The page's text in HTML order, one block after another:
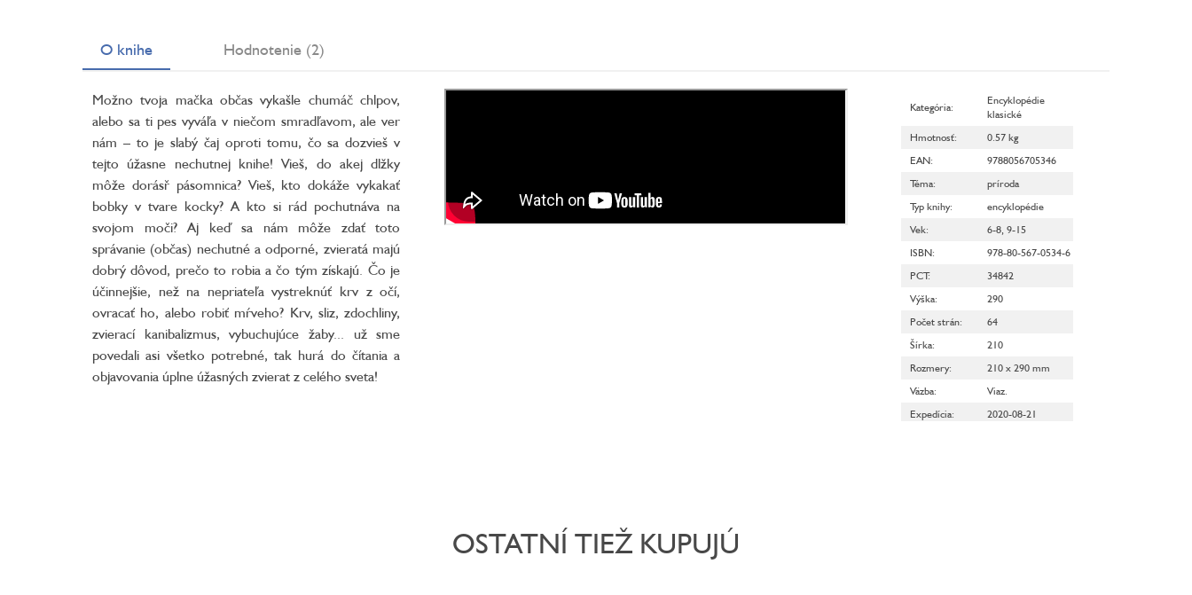
O knihe Hodnotenie (2)
Možno tvoja mačka občas vykašle chumáč chlpov,
alebo sa ti pes vyváľa v niečom smradľavom, ale ver
nám – to je slabý čaj oproti tomu, čo sa dozvieš v
tejto úžasne nechutnej knihe! Vieš, do akej dlžky
môže dorásř pásomnica? Vieš, kto dokáže vykakať
bobky v tvare kocky? A kto si rád pochutnáva na
svojom moči? Aj keď sa nám môže zdať toto
správanie (občas) nechutné a odporné, zvieratá majú
dobrý dôvod, prečo to robia a čo tým získajú. Čo je
účinnejšie, než na nepriateľa vystreknúť krv z očí,
ovracať ho, alebo robiť mŕveho? Krv, sliz, zdochliny,
zvierací kanibalizmus, vybuchujúce žaby... už sme
povedali asi všetko potrebné, tak hurá do čítania a
objavovania úplne úžasných zvierat z celého sveta!
Kategória:
Encyklopédie
klasické
Hmotnosť:
0.57 kg
EAN:
9788056705346
Téma:
príroda
Typ knihy:
encyklopédie
Vek: 6-8, 9-15
ISBN:
978-80-567-0534-6
PCT:
34842
Výška:
290
Počet strán:
64
Šírka:
210
Rozmery:
210 x 290 mm
Väzba:
Viaz.
Expedícia: 2020-08-21
OSTATNÍ TIEŽ KUPUJÚ